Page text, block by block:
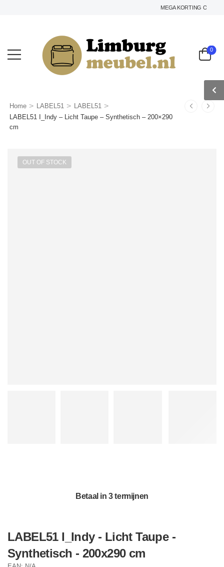
MEGA KORTING OP HET
0
Home > LABEL51 > LABEL51 >
LABEL51 I_Indy – Licht Taupe – Synthetisch – 200×290
cm
OUT OF STOCK
Betaal in 3 termijnen
LABEL51 I_Indy - Licht Taupe -
Synthetisch - 200x290 cm